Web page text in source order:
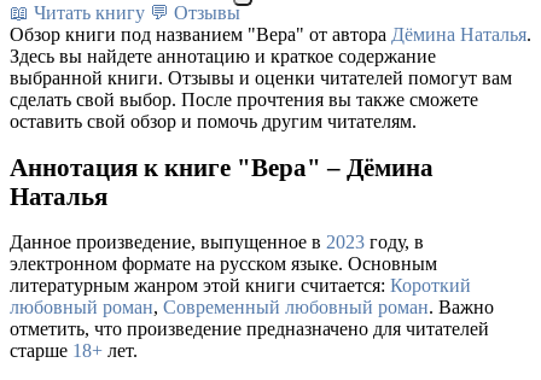
📖 Читать книгу 💬 Отзывы
Обзор книги под названием "Вера" от автора Дёмина Наталья.
Здесь вы найдете аннотацию и краткое содержание
выбранной книги. Отзывы и оценки читателей помогут вам
сделать свой выбор. После прочтения вы также сможете
оставить свой обзор и помочь другим читателям.
Аннотация к книге "Вера" – Дёмина
Наталья
Данное произведение, выпущенное в 2023 году, в
электронном формате на русском языке. Основным
литературным жанром этой книги считается: Короткий
любовный роман, Современный любовный роман. Важно
отметить, что произведение предназначено для читателей
старше 18+ лет.